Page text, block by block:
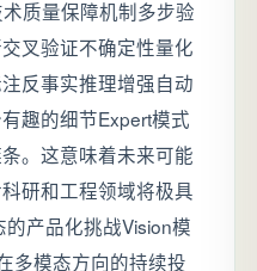
质量保障机制多步验
叉验证不确定性量化
反事实推理增强自动
趣的细节Expert模式
。这意味着未来可能
研和工程领域将极具
产品化挑战Vision模
多模态方向的持续投